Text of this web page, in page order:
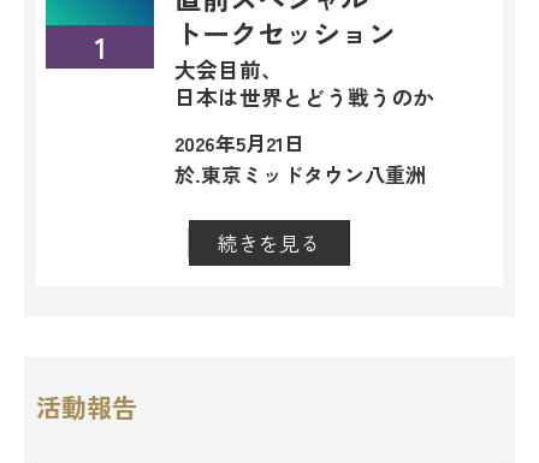
1
トークセッション
大会目前、
日本は世界とどう戦うのか
2026年5月21日
於.東京ミッドタウン八重洲
閉じる
続きを見る
活動報告